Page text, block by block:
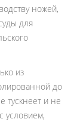
ножей,
для
из
до
тускнеет и не
условием,